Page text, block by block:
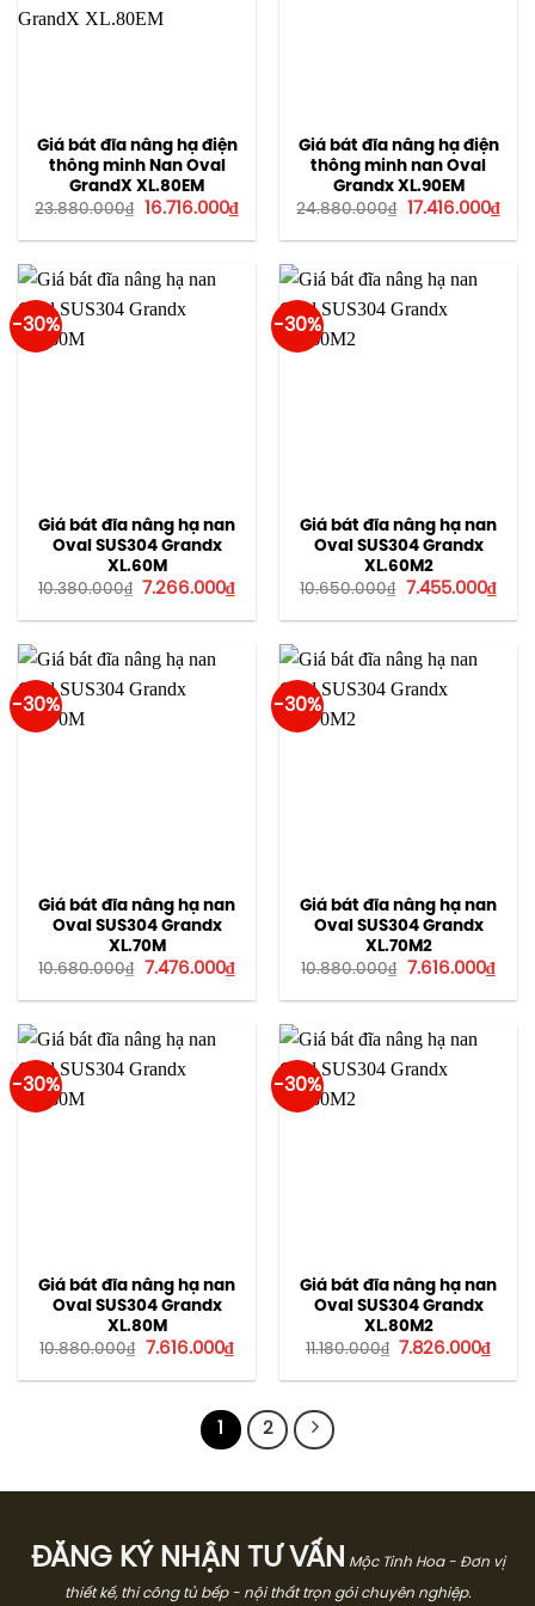
Giá bát đĩa nâng hạ điện
thông minh Nan Oval
GrandX XL.80EM
23.880.000₫
Giá
là:
16.716.000₫Giá
tại
16.716.000₫.
Giá bát đĩa nâng hạ điện
thông minh nan Oval
Grandx XL.90EM
24.880.000₫
Giá
là:
17.416.000₫Giá
tại
-30%
Giá bát đĩa nâng hạ nan
Oval SUS304 Grandx
XL.60M
10.380.000₫ Giá
là:
7.266.000₫Giá
tại
7.266.000₫.
-30%
Giá bát đĩa nâng hạ nan
Oval SUS304 Grandx
XL.60M2
10.650.000₫
Giá
là:
7.455.000₫Giá
tại
-30%
Giá bát đĩa nâng hạ nan
Oval SUS304 Grandx
XL.70M
10.680.000₫
Giá
là:
7.476.000₫Giá
tại
7.476.000₫.
-30%
Giá bát đĩa nâng hạ nan
Oval SUS304 Grandx
XL.70M2
10.880.000₫
Giá
là:
7.616.000₫Giá
tại
-30%
Giá bát đĩa nâng hạ nan
Oval SUS304 Grandx
XL.80M
10.880.000₫
Giá
là:
7.616.000₫Giá
tại
7.616.000₫.
-30%
Giá bát đĩa nâng hạ nan
Oval SUS304 Grandx
XL.80M2
11.180.000₫ Giá
là:
7.826.000₫Giá
tại
1 2
ĐĂNG KÝ NHẬN TƯ VẤN Mộc Tinh Hoa - Đơn vị
thiết kế, thi công tủ bếp - nội thất trọn gói chuyên nghiệp.